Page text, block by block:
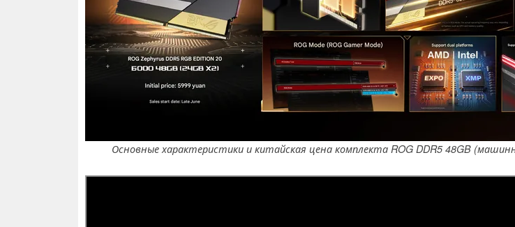
Основные характеристики и китайская цена комплекта ROG DDR5 48GB